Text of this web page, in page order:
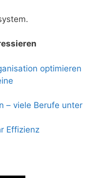
optimieren
– viele Berufe unter
Effizienz